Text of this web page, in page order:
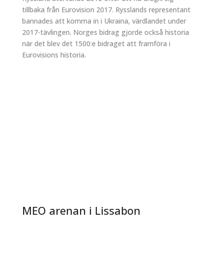
tillbaka från Eurovision 2017. Rysslands representant
bannades att komma in i Ukraina, värdlandet under
2017-tävlingen. Norges bidrag gjorde också historia
när det blev det 1500:e bidraget att framföra i
Eurovisions historia.
MEO arenan i Lissabon